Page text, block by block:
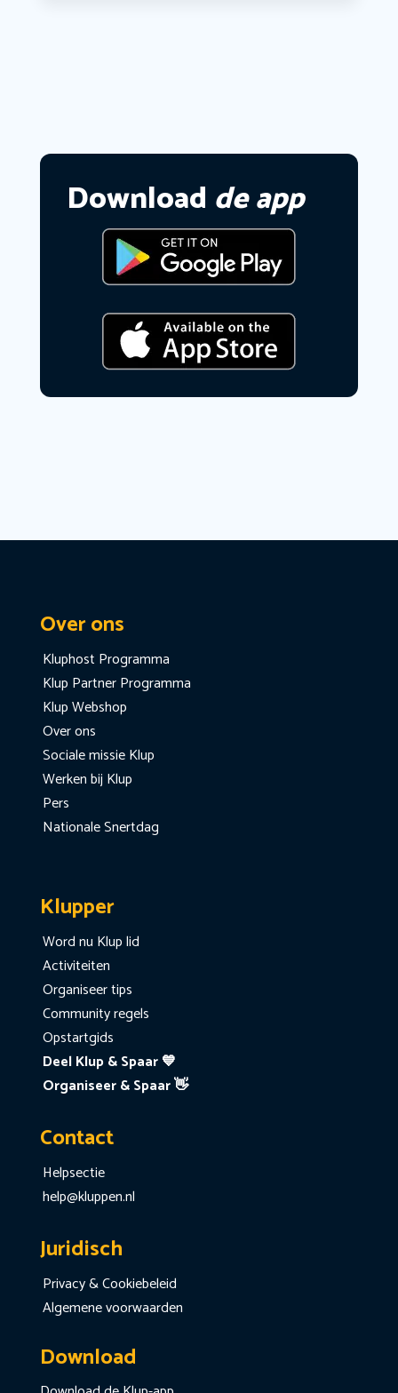
Download de app
Over ons
Kluphost Programma
Klup Partner Programma
Klup Webshop
Over ons
Sociale missie Klup
Werken bij Klup
Pers
Nationale Snertdag
Klupper
Word nu Klup lid
Activiteiten
Organiseer tips
Community regels
Opstartgids
Deel Klup & Spaar 💙
Organiseer & Spaar 👋
Contact
Helpsectie
help@kluppen.nl
Juridisch
Privacy & Cookiebeleid
Algemene voorwaarden
Download